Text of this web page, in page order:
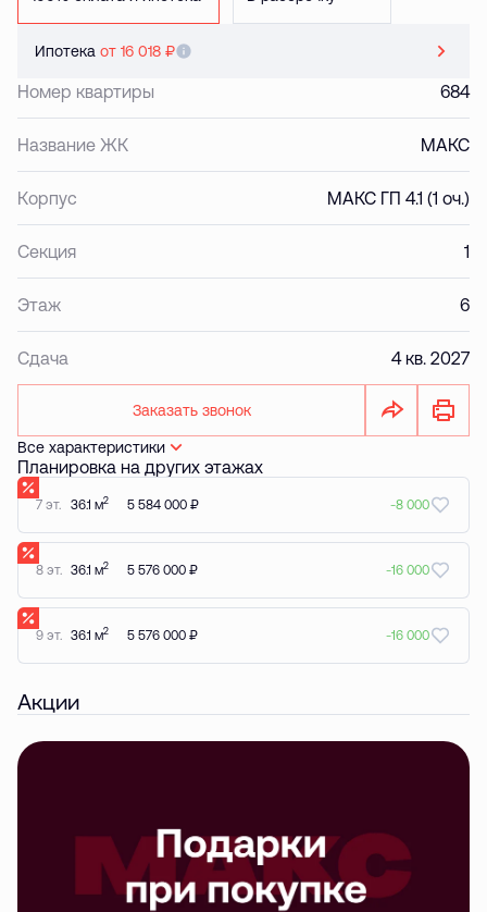
Ипотека от 16 018 ₽
Номер квартиры 684
Название ЖК МАКС
Корпус МАКС ГП 4.1 (1 оч.)
Секция 1
Этаж 6
Сдача 4 кв. 2027
Заказать звонок
Все характеристики
Планировка на других этажах
7 эт. 36.1 м2 5 584 000 ₽ -8 000
8 эт. 36.1 м2 5 576 000 ₽ -16 000
9 эт. 36.1 м2 5 576 000 ₽ -16 000
Акции